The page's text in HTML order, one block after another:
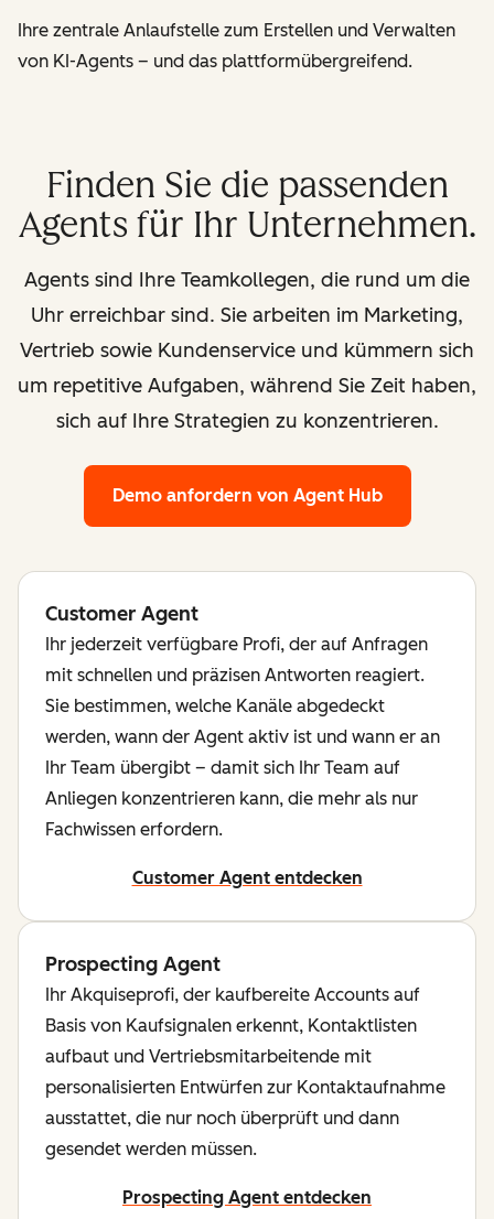
Ihre zentrale Anlaufstelle zum Erstellen und Verwalten
von KI-Agents – und das plattformübergreifend.
Finden Sie die passenden
Agents für Ihr Unternehmen.
Agents sind Ihre Teamkollegen, die rund um die
Uhr erreichbar sind. Sie arbeiten im Marketing,
Vertrieb sowie Kundenservice und kümmern sich
um repetitive Aufgaben, während Sie Zeit haben,
sich auf Ihre Strategien zu konzentrieren.
Demo anfordern von Agent Hub
Customer Agent
Ihr jederzeit verfügbare Profi, der auf Anfragen
mit schnellen und präzisen Antworten reagiert.
Sie bestimmen, welche Kanäle abgedeckt
werden, wann der Agent aktiv ist und wann er an
Ihr Team übergibt – damit sich Ihr Team auf
Anliegen konzentrieren kann, die mehr als nur
Fachwissen erfordern.
Customer Agent entdecken
Prospecting Agent
Ihr Akquiseprofi, der kaufbereite Accounts auf
Basis von Kaufsignalen erkennt, Kontaktlisten
aufbaut und Vertriebsmitarbeitende mit
personalisierten Entwürfen zur Kontaktaufnahme
ausstattet, die nur noch überprüft und dann
gesendet werden müssen.
Prospecting Agent entdecken